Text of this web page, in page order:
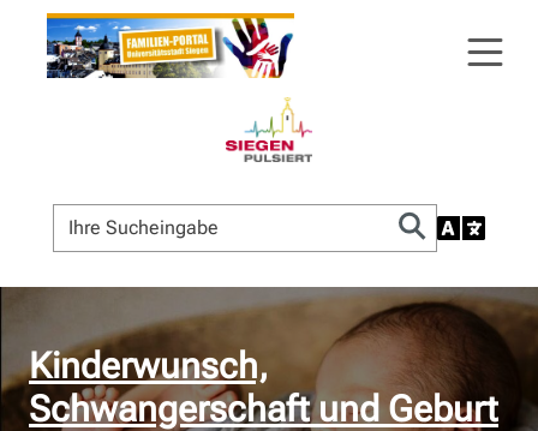
Kinderwunsch,
Schwangerschaft und Geburt